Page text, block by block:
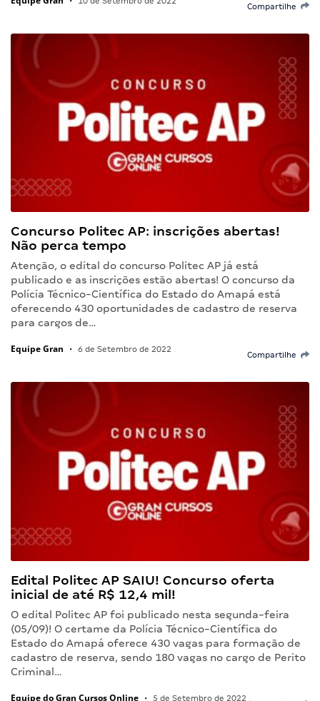
Compartilhe
Concurso Politec AP: inscrições abertas!
Não perca tempo
Atenção, o edital do concurso Politec AP já está
publicado e as inscrições estão abertas! O concurso da
Polícia Técnico-Científica do Estado do Amapá está
oferecendo 430 oportunidades de cadastro de reserva
para cargos de…
Equipe Gran • 6 de Setembro de 2022
Compartilhe
Edital Politec AP SAIU! Concurso oferta
inicial de até R$ 12,4 mil!
O edital Politec AP foi publicado nesta segunda-feira
(05/09)! O certame da Polícia Técnico-Científica do
Estado do Amapá oferece 430 vagas para formação de
cadastro de reserva, sendo 180 vagas no cargo de Perito
Criminal…
Equipe do Gran Cursos Online • 5 de Setembro de 2022